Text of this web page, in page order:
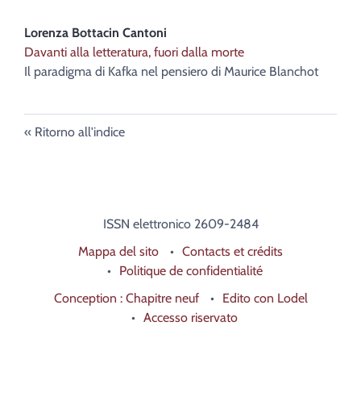
Lorenza Bottacin Cantoni
Davanti alla letteratura, fuori dalla morte
Il paradigma di Kafka nel pensiero di Maurice Blanchot
Ritorno all'indice
ISSN elettronico 2609-2484
Mappa del sito
Contacts et crédits
Politique de confidentialité
Conception : Chapitre neuf
Edito con Lodel
Accesso riservato